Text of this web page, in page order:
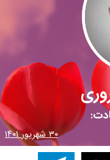
۳۰ شهریور ۱۴۰۱